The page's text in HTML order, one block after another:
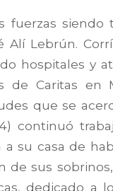
siendo
Lebrún.
hospitales y
de Caritas en
que se
continuó
su casa de
sus
dedicado a